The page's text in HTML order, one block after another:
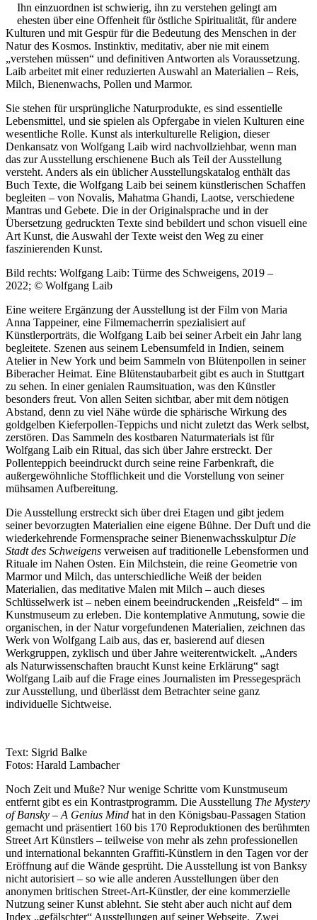
Buchtipps von Prof. Uli Rothfuss
Buchbesprechungen von Harald Schwiers
Haralds Streifzüge
Hörtipps von Harald Schwiers
Kunstausflüge mit Sigrid Balke
Marc Peschke – Out of The Länd
Hausbesuche
Frederick D. Bunsen – Kunst
Zankel
Kunsttheorie: Kunstführer und Flugschwein
Kunst geht weiter.
Ihn einzuordnen ist schwierig, ihn zu verstehen gelingt am
ehesten über eine Offenheit für östliche Spiritualität, für andere
Kulturen und mit Gespür für die Bedeutung des Menschen in der
Natur des Kosmos. Instinktiv, meditativ, aber nie mit einem
„verstehen müssen“ und definitiven Antworten als Voraussetzung.
Laib arbeitet mit einer reduzierten Auswahl an Materialien – Reis,
Milch, Bienenwachs, Pollen und Marmor.
Sie stehen für ursprüngliche Naturprodukte, es sind essentielle
Lebensmittel, und sie spielen als Opfergabe in vielen Kulturen eine
wesentliche Rolle. Kunst als interkulturelle Religion, dieser
Denkansatz von Wolfgang Laib wird nachvollziehbar, wenn man
das zur Ausstellung erschienene Buch als Teil der Ausstellung
versteht. Anders als ein üblicher Ausstellungskatalog enthält das
Buch Texte, die Wolfgang Laib bei seinem künstlerischen Schaffen
begleiten – von Novalis, Mahatma Ghandi, Laotse, verschiedene
Mantras und Gebete. Die in der Originalsprache und in der
Übersetzung gedruckten Texte sind bebildert und schon visuell eine
Art Kunst, die Auswahl der Texte weist den Weg zu einer
faszinierenden Kunst.
Bild rechts: Wolfgang Laib: Türme des Schweigens, 2019 –
2022; © Wolfgang Laib
Eine weitere Ergänzung der Ausstellung ist der Film von Maria
Anna Tappeiner, eine Filmemacherrin spezialisiert auf
Künstlerporträts, die Wolfgang Laib bei seiner Arbeit ein Jahr lang
begleitete. Szenen aus seinem Lebensumfeld in Indien, seinem
Atelier in New York und beim Sammeln von Blütenpollen in seiner
Biberacher Heimat. Eine Blütenstaubarbeit gibt es auch in Stuttgart
zu sehen. In einer genialen Raumsituation, was den Künstler
besonders freut. Von allen Seiten sichtbar, aber mit dem nötigen
Abstand, denn zu viel Nähe würde die sphärische Wirkung des
goldgelben Kieferpollen-Teppichs und nicht zuletzt das Werk selbst,
zerstören. Das Sammeln des kostbaren Naturmaterials ist für
Wolfgang Laib ein Ritual, das sich über Jahre erstreckt. Der
Pollenteppich beeindruckt durch seine reine Farbenkraft, die
außergewöhnliche Stofflichkeit und die Vorstellung von seiner
mühsamen Aufbereitung.
Die Ausstellung erstreckt sich über drei Etagen und gibt jedem
seiner bevorzugten Materialien eine eigene Bühne. Der Duft und die
wiederkehrende Formensprache seiner Bienenwachsskulptur Die
Stadt des Schweigens verweisen auf traditionelle Lebensformen und
Rituale im Nahen Osten. Ein Milchstein, die reine Geometrie von
Marmor und Milch, das unterschiedliche Weiß der beiden
Materialien, das meditative Malen mit Milch – auch dieses
Schlüsselwerk ist – neben einem beeindruckenden „Reisfeld“ – im
Kunstmuseum zu erleben. Die kontemplative Anmutung, sowie die
organischen, in der Natur vorgefundenen Materialien, zeichnen das
Werk von Wolfgang Laib aus, das er, basierend auf diesen
Werkgruppen, zyklisch und über Jahre weiterentwickelt. „Anders
als Naturwissenschaften braucht Kunst keine Erklärung“ sagt
Wolfgang Laib auf die Frage eines Journalisten im Pressegespräch
zur Ausstellung, und überlässt dem Betrachter seine ganz
individuelle Sichtweise.
Text: Sigrid Balke
Fotos: Harald Lambacher
Noch Zeit und Muße? Nur wenige Schritte vom Kunstmuseum
entfernt gibt es ein Kontrastprogramm. Die Ausstellung The Mystery
of Bansky – A Genius Mind hat in den Königsbau-Passagen Station
gemacht und präsentiert 160 bis 170 Reproduktionen des berühmten
Street Art Künstlers – teilweise von mehr als zehn professionellen
und international bekannten Graffiti-Künstlern in den Tagen vor der
Eröffnung auf die Wände gesprüht. Die Ausstellung ist von Banksy
nicht autorisiert – so wie alle anderen Ausstellungen über den
anonymen britischen Street-Art-Künstler, der eine kommerzielle
Nutzung seiner Kunst ablehnt. Sie steht aber auch nicht auf dem
Index „gefälschter“ Ausstellungen auf seiner Webseite. Zwei